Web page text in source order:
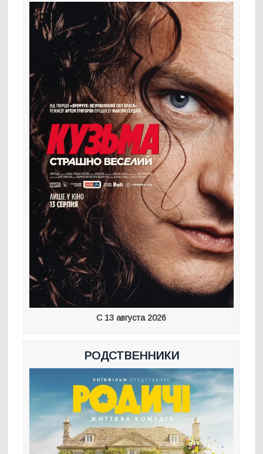
С 13 августа 2026
РОДСТВЕННИКИ